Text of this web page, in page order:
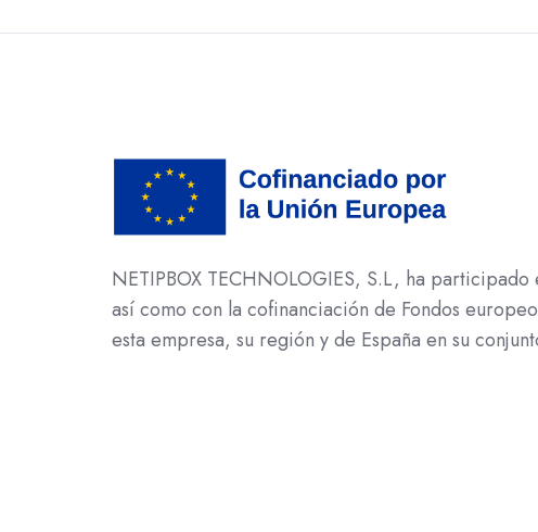
NETIPBOX TECHNOLOGIES, S.L, ha
así como con la cofinanciación de Fondos
esta empresa, su región y de España en su